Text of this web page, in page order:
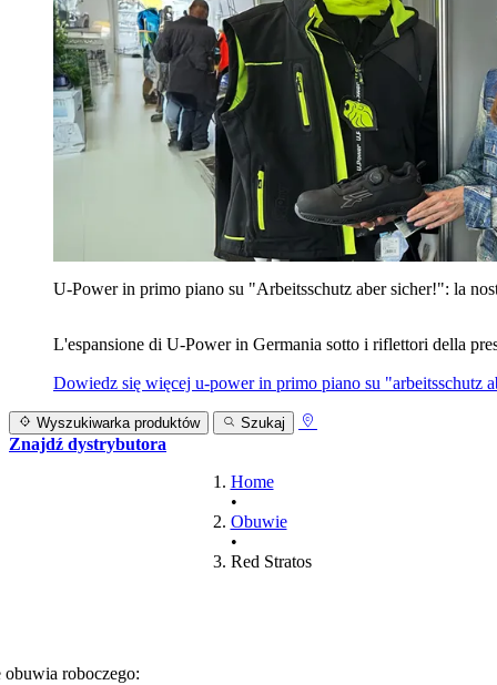
U‑Power in primo piano su "Arbeitsschutz aber sicher!": la
L'espansione di U‑Power in Germania sotto i riflettori della
Dowiedz się więcej u‑power in primo piano su "arbeitsschutz
Wyszukiwarka produktów Szukaj
Znajdź dystrybutora
Home
•
Obuwie
•
Red Stratos
roboczego: